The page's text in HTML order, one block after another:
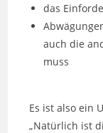
das
auch die
muss
Es ist also ein
„Natürlich ist